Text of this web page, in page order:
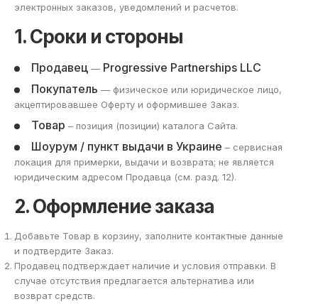
электронных заказов, уведомлений и расчетов.
1. Сроки и стороны
Продавец — Progressive Partnerships LLC
Покупатель — физическое или юридическое лицо,
акцептировавшее Оферту и оформившее Заказ.
Товар – позиция (позиции) каталога Сайта.
Шоурум / пункт выдачи в Украине – сервисная
локация для примерки, выдачи и возврата; не является
юридическим адресом Продавца (см. разд. 12).
2. Оформление заказа
Добавьте Товар в корзину, заполните контактные данные
и подтвердите Заказ.
Продавец подтверждает наличие и условия отправки. В
случае отсутствия предлагается альтернатива или
возврат средств.